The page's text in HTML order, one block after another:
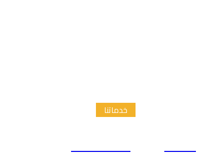
خدماتنا
إعداد الاطار